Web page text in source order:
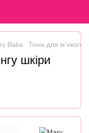
Babe Тонік для м'якого
шкіри